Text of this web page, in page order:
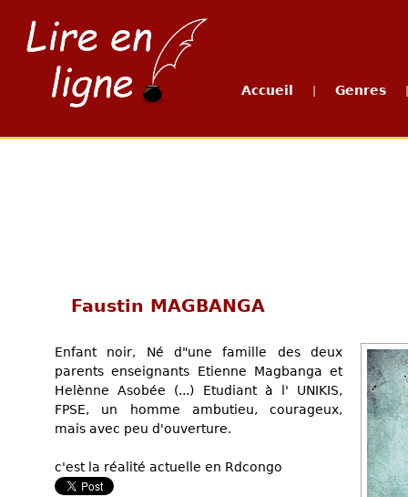
Accueil Genres
Faustin MAGBANGA
Enfant noir, Né d"une famille des deux
parents enseignants Etienne Magbanga et
Helènne Asobée (...) Etudiant à l' UNIKIS,
FPSE, un homme ambutieu, courageux,
mais avec peu d'ouverture.
c'est la réalité actuelle en Rdcongo